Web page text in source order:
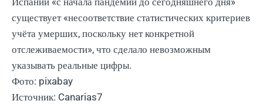
существует «несоответствие статистических критериев
учёта умерших, поскольку нет конкретной
отслеживаемости», что сделало невозможным
указывать реальные цифры.
Фото: pixabay
Источник: Canarias7